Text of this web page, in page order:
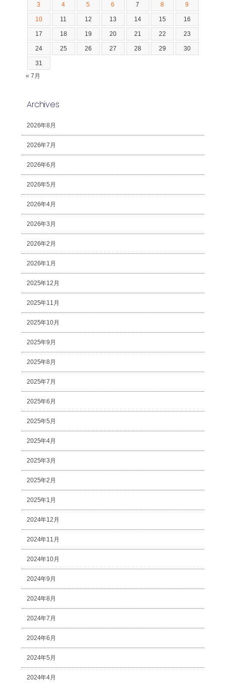
3 4 5 6 7 8 9
10 11 12 13 14 15 16
17 18 19 20 21 22 23
24 25 26 27 28 29 30
31
« 7月
Archives
2026年8月
2026年7月
2026年6月
2026年5月
2026年4月
2026年3月
2026年2月
2026年1月
2025年12月
2025年11月
2025年10月
2025年9月
2025年8月
2025年7月
2025年6月
2025年5月
2025年4月
2025年3月
2025年2月
2025年1月
2024年12月
2024年11月
2024年10月
2024年9月
2024年8月
2024年7月
2024年6月
2024年5月
2024年4月